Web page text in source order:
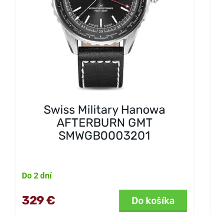
Swiss Military Hanowa
AFTERBURN GMT
SMWGB0003201
Do 2 dní
329 € Do košíka